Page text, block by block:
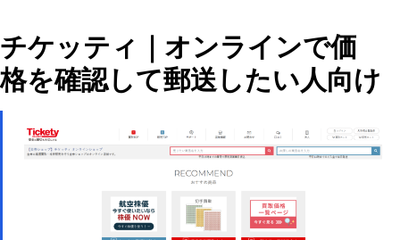
チケッティ｜オンラインで価
格を確認して郵送したい人向け